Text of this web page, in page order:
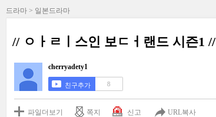
드라마 > 일본드라마
// ㅇㅏㄹㅣ스인 보ㄷㅓ랜드 시즌1 //
cherryadety1
친구추가 8
파일더보기 쪽지 신고 URL복사